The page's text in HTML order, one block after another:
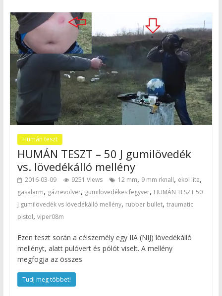
Humán teszt
HUMÁN TESZT – 50 J gumilövedék
vs. lövedékálló mellény
2016-03-09 9251 Views 12 mm, 9 mm rknall, ekol lite,
gasalarm, gázrevolver, gumilövedékes fegyver, HUMÁN TESZT 50
J gumilövedék vs lövedékálló mellény, rubber bullet, traumatic
pistol, viper08m
Ezen teszt során a célszemély egy IIA (NIJ) lövedékálló
mellényt, alatt pulóvert és pólót viselt. A mellény
megfogja az összes
Tudj meg többet!